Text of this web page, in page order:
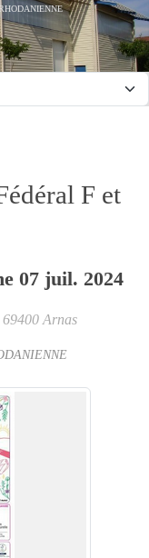
F et
07 juil. 2024
69400 Arnas